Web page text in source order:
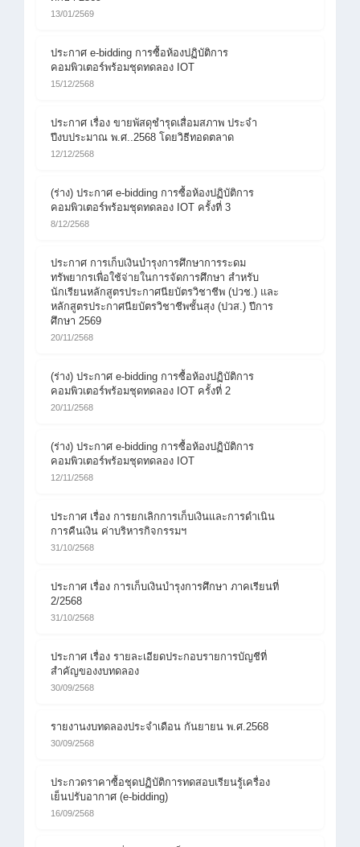
13/01/2569
ประกาศ e-bidding การซื้อห้องปฏิบัติการ
คอมพิวเตอร์พร้อมชุดทดลอง IOT
15/12/2568
ประกาศ เรื่อง ขายพัสดุชำรุดเสื่อมสภาพ ประจำ
ปีงบประมาณ พ.ศ..2568 โดยวิธีทอดตลาด
12/12/2568
(ร่าง) ประกาศ e-bidding การซื้อห้องปฏิบัติการ
คอมพิวเตอร์พร้อมชุดทดลอง IOT ครั้งที่ 3
8/12/2568
ประกาศ การเก็บเงินบำรุงการศึกษาการระดม
ทรัพยากรเพื่อใช้จ่ายในการจัดการศึกษา สำหรับ
นักเรียนหลักสูตรประกาศนียบัตรวิชาชีพ (ปวช.) และ
หลักสูตรประกาศนียบัตรวิชาชีพชั้นสุง (ปวส.) ปีการ
ศึกษา 2569
20/11/2568
(ร่าง) ประกาศ e-bidding การซื้อห้องปฏิบัติการ
คอมพิวเตอร์พร้อมชุดทดลอง IOT ครั้งที่ 2
20/11/2568
(ร่าง) ประกาศ e-bidding การซื้อห้องปฏิบัติการ
คอมพิวเตอร์พร้อมชุดทดลอง IOT
12/11/2568
ประกาศ เรื่อง การยกเลิกการเก็บเงินและการดำเนิน
การคืนเงิน ค่าบริหารกิจกรรมฯ
31/10/2568
ประกาศ เรื่อง การเก็บเงินบำรุงการศึกษา ภาคเรียนที่
2/2568
31/10/2568
ประกาศ เรื่อง รายละเอียดประกอบรายการบัญชีที่
สำคัญของงบทดลอง
30/09/2568
รายงานงบทดลองประจำเดือน กันยายน พ.ศ.2568
30/09/2568
ประกวดราคาซื้อชุดปฏิบัติการทดสอบเรียนรู้เครื่อง
เย็นปรับอากาศ (e-bidding)
16/09/2568